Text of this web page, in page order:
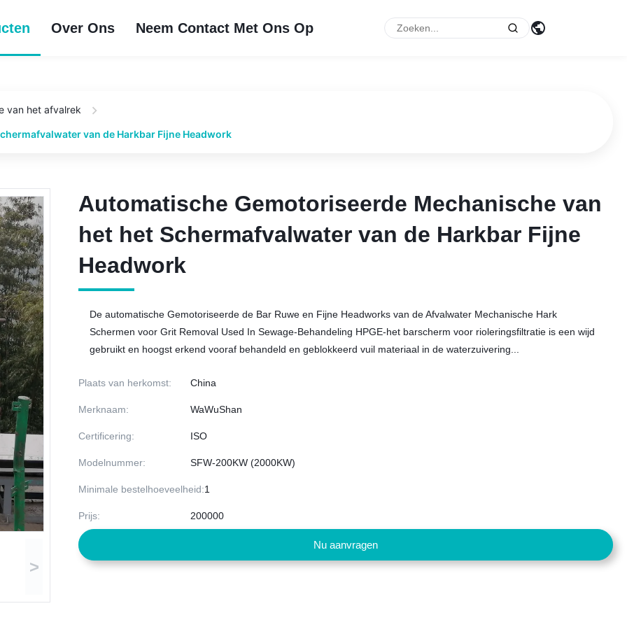
Over Ons Neem Contact Met Ons Op
van het afvalrek
van de Harkbar Fijne Headwork
>
Automatische Gemotoriseerde Mechanische van
het het Schermafvalwater van de Harkbar Fijne
Headwork
Automatische Gemotoriseerde Mechanische van
het het Schermafvalwater van de Harkbar Fijne
Headwork
De automatische Gemotoriseerde de Bar Ruwe en Fijne Headworks van de Afvalwater Mechanische Hark
Schermen voor Grit Removal Used In Sewage-Behandeling HPGE-het barscherm voor rioleringsfiltratie is een wijd
gebruikt en hoogst erkend vooraf behandeld en geblokkeerd vuil materiaal in de waterzuivering...
Plaats van herkomst: China
Merknaam: WaWuShan
Certificering: ISO
Modelnummer: SFW-200KW (2000KW)
Minimale bestelhoeveelheid:1
Prijs: 200000
Nu aanvragen